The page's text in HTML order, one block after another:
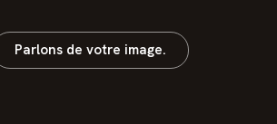
Parlons de votre image.